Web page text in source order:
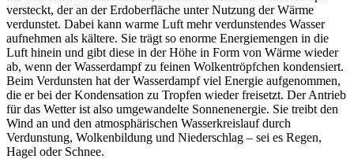
versteckt, der an der Erdoberfläche unter Nutzung der Wärme
verdunstet. Dabei kann warme Luft mehr verdunstendes Wasser
aufnehmen als kältere. Sie trägt so enorme Energiemengen in die
Luft hinein und gibt diese in der Höhe in Form von Wärme wieder
ab, wenn der Wasserdampf zu feinen Wolkentröpfchen kondensiert.
Beim Verdunsten hat der Wasserdampf viel Energie aufgenommen,
die er bei der Kondensation zu Tropfen wieder freisetzt. Der Antrieb
für das Wetter ist also umgewandelte Sonnenenergie. Sie treibt den
Wind an und den atmosphärischen Wasserkreislauf durch
Verdunstung, Wolkenbildung und Niederschlag – sei es Regen,
Hagel oder Schnee.